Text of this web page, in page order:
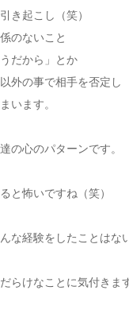
き起こし（笑）
のないこと
だから」とか
外の事で相手を否定し
います。
の心のパターンです。
と怖いですね（笑）
な経験をしたことはな
らけなことに気付きます